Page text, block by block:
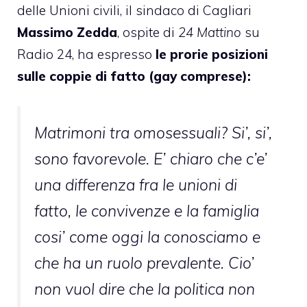
delle Unioni civili, il sindaco di Cagliari
Massimo Zedda, ospite di 24 Mattino su
Radio 24, ha espresso le prorie posizioni
sulle coppie di fatto (gay comprese):
Matrimoni tra omosessuali? Si’, si’,
sono favorevole. E’ chiaro che c’e’
una differenza fra le unioni di
fatto, le convivenze e la famiglia
cosi’ come oggi la conosciamo e
che ha un ruolo prevalente. Cio’
non vuol dire che la politica non